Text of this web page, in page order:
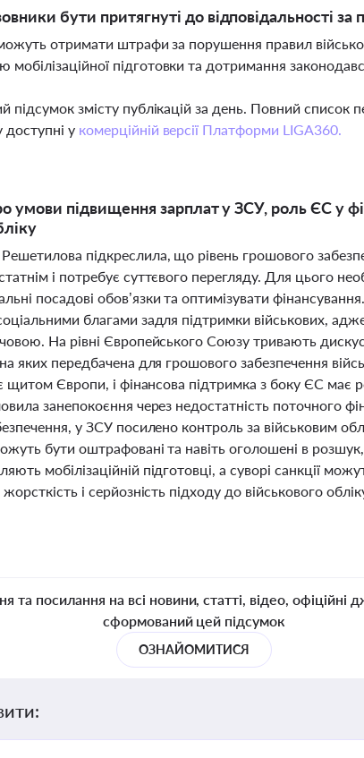
бути притягнуті до відповідальності за
отримати штрафи за порушення правил
мобілізаційної підготовки та дотримання
змісту публікацій за день. Повний
у комерційній версії Платформи LIGA360.
умови підвищення зарплат у ЗСУ, роль ЄС у
підкреслила, що рівень грошового
і потребує суттєвого перегляду. Для цього
посадові обов’язки та оптимізувати
благами задля підтримки військових, адже
На рівні Європейського Союзу тривають
яких передбачена для грошового забезпечення
щитом Європи, і фінансова підтримка з боку ЄС має
занепокоєння через недостатність поточного
у ЗСУ посилено контроль за військовим
бути оштрафовані та навіть оголошені в
мобілізаційній підготовці, а суворі санкції
і серйозність підходу до військового
та посилання на всі новини, статті, відео, офіційні
сформований цей підсумок
ОЗНАЙОМИТИСЯ